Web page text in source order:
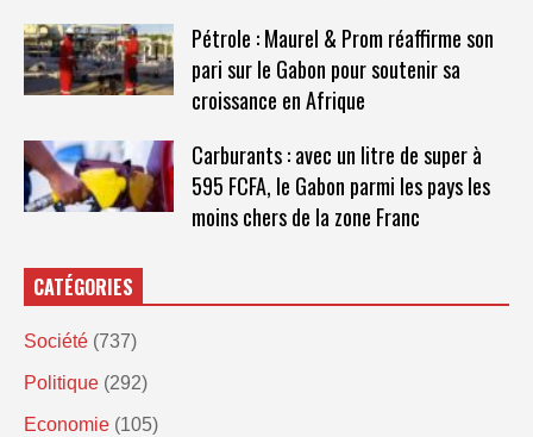
Pétrole : Maurel & Prom réaffirme son
pari sur le Gabon pour soutenir sa
croissance en Afrique
Carburants : avec un litre de super à
595 FCFA, le Gabon parmi les pays les
moins chers de la zone Franc
CATÉGORIES
Société (737)
Politique (292)
Economie (105)